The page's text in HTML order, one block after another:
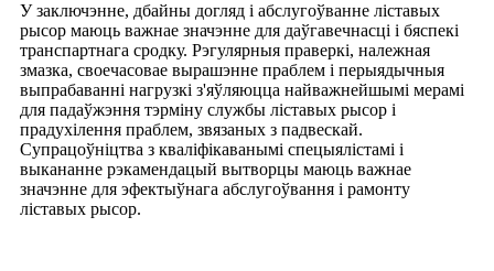
У заключэнне, дбайны догляд і абслугоўванне ліставых
рысор маюць важнае значэнне для даўгавечнасці і бяспекі
транспартнага сродку. Рэгулярныя праверкі, належная
змазка, своечасовае вырашэнне праблем і перыядычныя
выпрабаванні нагрузкі з'яўляюцца найважнейшымі мерамі
для падаўжэння тэрміну службы ліставых рысор і
прадухілення праблем, звязаных з падвескай.
Супрацоўніцтва з кваліфікаванымі спецыялістамі і
выкананне рэкамендацый вытворцы маюць важнае
значэнне для эфектыўнага абслугоўвання і рамонту
ліставых рысор.